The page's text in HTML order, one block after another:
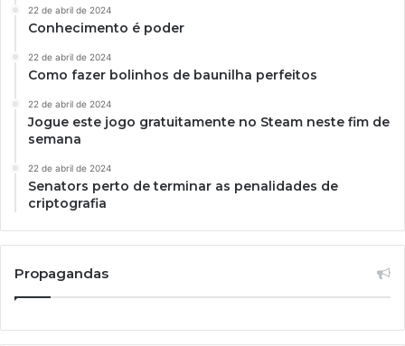
22 de abril de 2024
Conhecimento é poder
22 de abril de 2024
Como fazer bolinhos de baunilha perfeitos
22 de abril de 2024
Jogue este jogo gratuitamente no Steam neste fim de
semana
22 de abril de 2024
Senators perto de terminar as penalidades de
criptografia
Propagandas